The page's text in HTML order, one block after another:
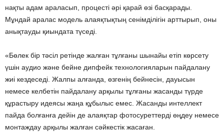
нақты адам араласып, процесті әрі қарай өзі басқарады.
Мұндай аралас модель алаяқтықтың сенімділігін арттырып, оны
анықтауды қиындата түседі.
«Бөлек бір тәсіл ретінде жалған тұлғаны шынайы етіп көрсету
үшін аудио және бейне дипфейк технологияларын пайдалану
жиі кездеседі. Жалпы алғанда, өзгенің бейнесін, дауысын
немесе келбетін пайдалану арқылы тұлғаны жасанды түрде
құрастыру идеясы жаңа құбылыс емес. Жасанды интеллект
пайда болғанға дейін де алаяқтар фотосуреттерді өңдеу немесе
монтаждау арқылы жалған сәйкестік жасаған.